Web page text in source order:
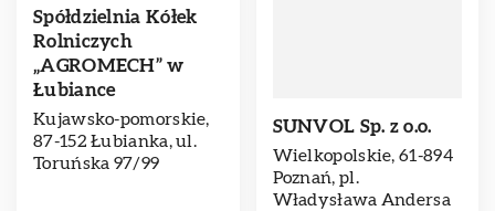
Spółdzielnia Kółek
Rolniczych
„AGROMECH” w
Łubiance
Kujawsko-pomorskie,
87-152 Łubianka, ul.
Toruńska 97/99
SUNVOL Sp. z o.o.
Wielkopolskie, 61-894
Poznań, pl.
Władysława Andersa